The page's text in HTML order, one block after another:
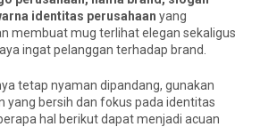
identitas perusahaan yang
membuat mug terlihat elegan sekaligus
ingat pelanggan terhadap brand.
tetap nyaman dipandang, gunakan
yang bersih dan fokus pada identitas
hal berikut dapat menjadi acuan